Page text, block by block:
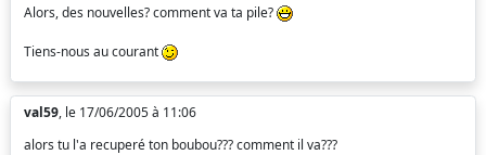
Alors, des nouvelles? comment va ta pile?
Tiens-nous au courant
val59, le 17/06/2005 à 11:06
alors tu l'a recuperé ton boubou??? comment il va???